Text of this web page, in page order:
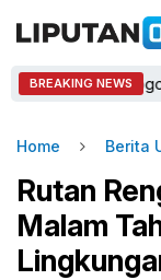
BREAKING NEWS
Bogor
Home Berita
Rutan
Malam